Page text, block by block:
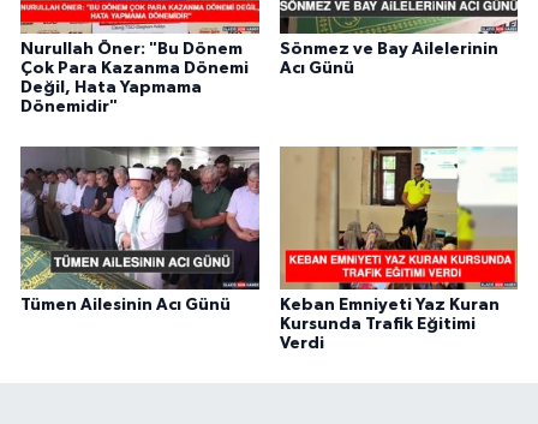
Nurullah Öner: "Bu Dönem
Çok Para Kazanma Dönemi
Değil, Hata Yapmama
Dönemidir"
Sönmez ve Bay Ailelerinin
Acı Günü
Tümen Ailesinin Acı Günü
Keban Emniyeti Yaz Kuran
Kursunda Trafik Eğitimi
Verdi